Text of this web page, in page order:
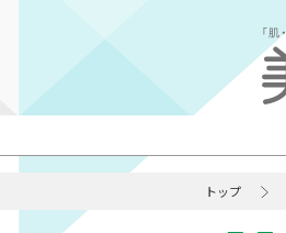
トップ